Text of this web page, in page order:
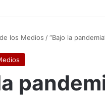
los Medios /“Bajo la